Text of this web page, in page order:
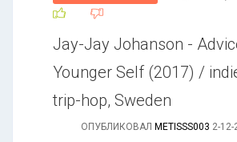
Jay-Jay Johanson -
Younger Self (2017) /
trip-hop, Sweden
ОПУБЛИКОВАЛ METISSS003 2-